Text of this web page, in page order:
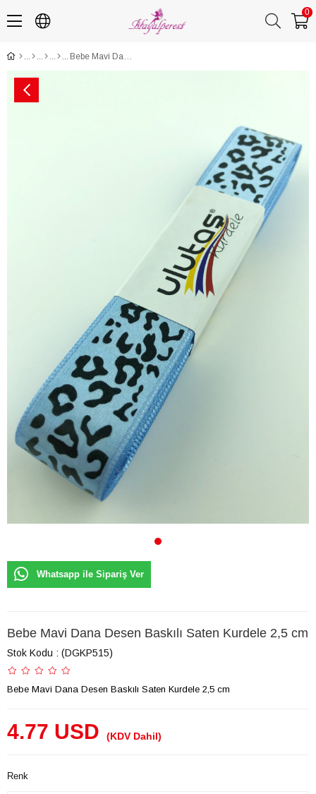
0
Bebe Mavi Dana Desen Baskılı Saten Kurdele 2,5 cm
Whatsapp ile Sipariş Ver
Bebe Mavi Dana Desen Baskılı Saten Kurdele 2,5 cm
Stok Kodu (DGKP515)
Bebe Mavi Dana Desen Baskılı Saten Kurdele 2,5 cm
4.77 USD (KDV Dahil)
Renk